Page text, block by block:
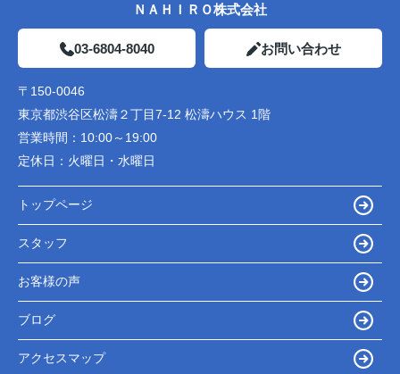
ＮＡＨＩＲＯ株式会社
03-6804-8040 お問い合わせ
〒150-0046
東京都渋谷区松濤２丁目7-12 松濤ハウス 1階
営業時間： 10:00～19:00
定休日： 火曜日・水曜日
トップページ
スタッフ
お客様の声
ブログ
アクセスマップ